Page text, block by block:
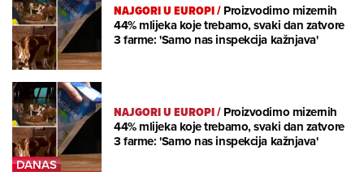
NAJGORI U EUROPI/Proizvodimo mizernih
44% mlijeka koje trebamo, svaki dan zatvore
3 farme: 'Samo nas inspekcija kažnjava'
NAJGORI U EUROPI/Proizvodimo mizernih
44% mlijeka koje trebamo, svaki dan zatvore
3 farme: 'Samo nas inspekcija kažnjava'